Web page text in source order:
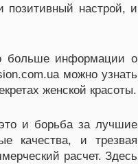
позитивный настрой, и
больше информации о
можно узнать
женской красоты.
и борьба за лучшие
качества, и трезвая
расчет. Здесь